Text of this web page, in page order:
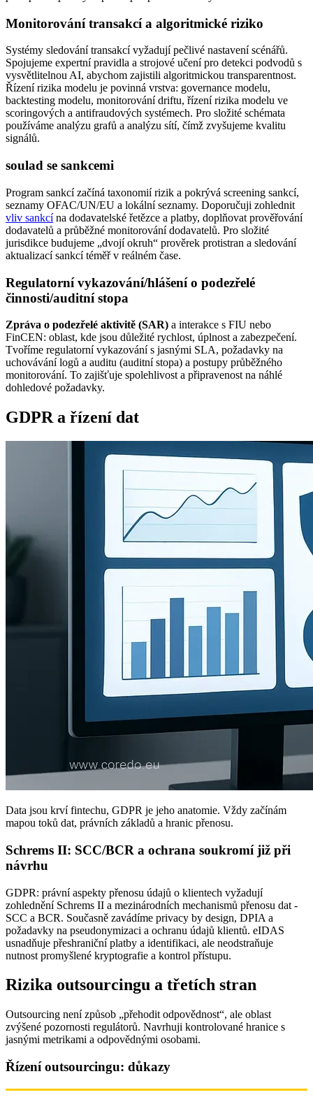
Monitorování transakcí a algoritmické riziko
Systémy sledování transakcí vyžadují pečlivé nastavení scénářů.
Spojujeme expertní pravidla a strojové učení pro detekci podvodů s
vysvětlitelnou AI, abychom zajistili algoritmickou transparentnost.
Řízení rizika modelu je povinná vrstva: governance modelu,
backtesting modelu, monitorování driftu, řízení rizika modelu ve
scoringových a antifraudových systémech. Pro složité schémata
používáme analýzu grafů a analýzu sítí, čímž zvyšujeme kvalitu
signálů.
soulad se sankcemi
Program sankcí začíná taxonomií rizik a pokrývá screening sankcí,
seznamy OFAC/UN/EU a lokální seznamy. Doporučuji zohlednit
vliv sankcína dodavatelské řetězce a platby, doplňovat prověřování
dodavatelů a průběžné monitorování dodavatelů. Pro složité
jurisdikce budujeme „dvojí okruh“ prověrek protistran a sledování
aktualizací sankcí téměř v reálném čase.
Regulatorní vykazování/hlášení o podezřelé
činnosti/auditní stopa
Zpráva o podezřelé aktivitě (SAR) a interakce s FIU nebo
FinCEN: oblast, kde jsou důležité rychlost, úplnost a zabezpečení.
Tvoříme regulatorní vykazování s jasnými SLA, požadavky na
uchovávání logů a auditu (auditní stopa) a postupy průběžného
monitorování. To zajišťuje spolehlivost a připravenost na náhlé
dohledové požadavky.
GDPR a řízení dat
Data jsou krví fintechu, GDPR je jeho anatomie. Vždy začínám
mapou toků dat, právních základů a hranic přenosu.
Schrems II: SCC/BCR a ochrana soukromí již při
návrhu
GDPR: právní aspekty přenosu údajů o klientech vyžadují
zohlednění Schrems II a mezinárodních mechanismů přenosu dat -
SCC a BCR. Současně zavádíme privacy by design, DPIA a
požadavky na pseudonymizaci a ochranu údajů klientů. eIDAS
usnadňuje přeshraniční platby a identifikaci, ale neodstraňuje
nutnost promyšlené kryptografie a kontrol přístupu.
Rizika outsourcingu a třetích stran
Outsourcing není způsob „přehodit odpovědnost“, ale oblast
zvýšené pozornosti regulátorů. Navrhuji kontrolované hranice s
jasnými metrikami a odpovědnými osobami.
Řízení outsourcingu: důkazy